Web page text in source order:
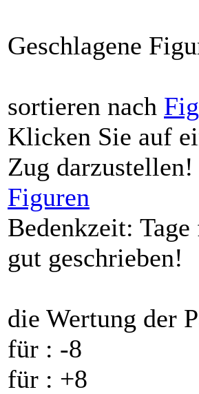
Geschlagene
sortieren nach
Klicken Sie auf
Zug darzustellen!
Figuren
Bedenkzeit:
gut geschrieben!
die Wertung der
für : -8
für : +8